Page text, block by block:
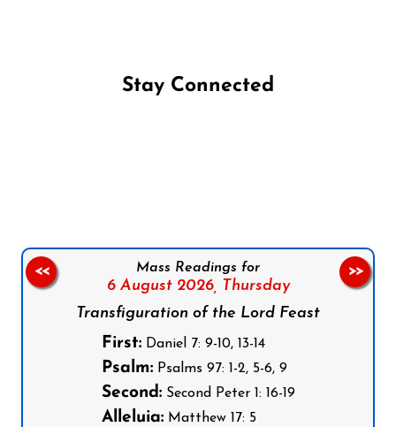
Stay Connected
Mass Readings for
6 August 2026, Thursday
Transfiguration of the Lord Feast
First:Daniel 7: 9-10, 13-14
Psalm:Psalms 97: 1-2, 5-6, 9
Second:Second Peter 1: 16-19
Alleluia:Matthew 17: 5
<< >>